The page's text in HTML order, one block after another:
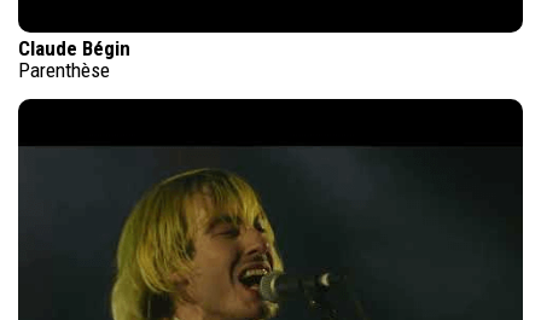
Claude Bégin
Parenthèse